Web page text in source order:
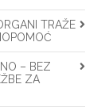
TRAŽE
– BEZ
ZA